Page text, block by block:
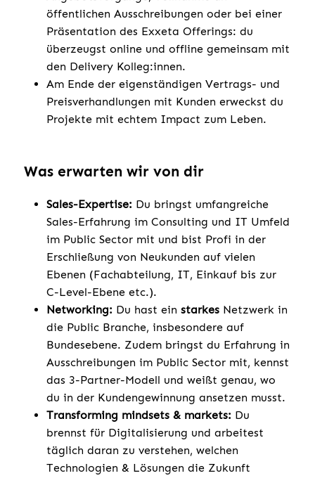
öffentlichen Ausschreibungen oder bei einer
Präsentation des Exxeta Offerings: du
überzeugst online und offline gemeinsam mit
den Delivery Kolleg:innen.
Am Ende der eigenständigen Vertrags- und
Preisverhandlungen mit Kunden erweckst du
Projekte mit echtem Impact zum Leben.
Was erwarten wir von dir
Sales-Expertise: Du bringst umfangreiche
Sales-Erfahrung im Consulting und IT Umfeld
im Public Sector mit und bist Profi in der
Erschließung von Neukunden auf vielen
Ebenen (Fachabteilung, IT, Einkauf bis zur
C-Level-Ebene etc.).
Networking: Du hast ein starkes Netzwerk in
die Public Branche, insbesondere auf
Bundesebene. Zudem bringst du Erfahrung in
Ausschreibungen im Public Sector mit, kennst
das 3-Partner-Modell und weißt genau, wo
du in der Kundengewinnung ansetzen musst.
Transforming mindsets & markets: Du
brennst für Digitalisierung und arbeitest
täglich daran zu verstehen, welchen
Technologien & Lösungen die Zukunft